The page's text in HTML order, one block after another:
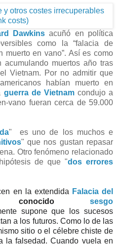
Dawkins acuñó en política
como la “falacia de
muerto en vano”. Así es como
acumulando muertos año tras
Vietnam. Por no admitir que
habían muerto en
guerra de Vietnamcondujo a
vano fueran cerca de 59.000
" es uno de los muchos e
" que nos gustan repasar
Otro fenómeno relacionado
de que "dos errores
en la extendida Falacia del
sesgo
supone que los sucesos
a los futuros. Como lo de las
sitio o el célebrechiste de
la falsedad. Cuando vuela en